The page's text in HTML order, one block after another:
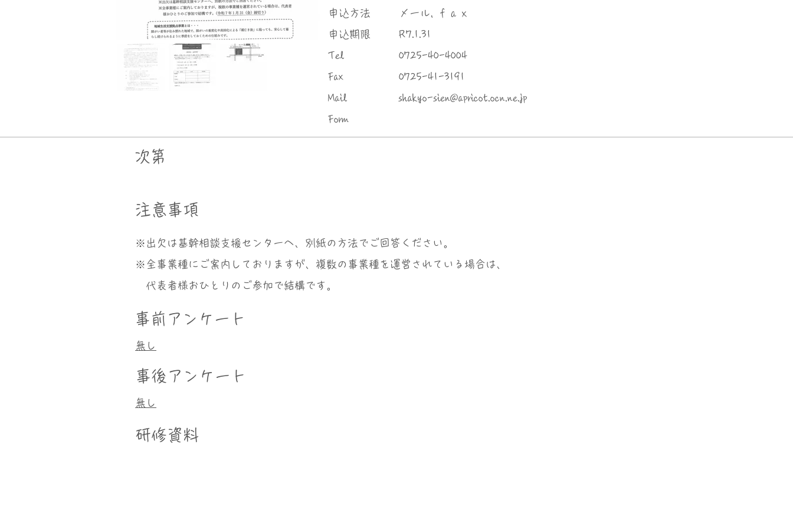
申込方法
申込期限
Tel
Fax
Mail
Form
メール, ｆａｘ
R7.1.31
0725-40-4004
0725-41-3191
shakyo-sien@apricot.ocn.ne.jp
次第
​注意事項
※出欠は基幹相談支援センターへ、別紙の方法でご回答ください。
※全事業種にご案内しておりますが、複数の事業種を運営されている場合は、
代表者様おひとりのご参加で結構です。
事前アンケート
無し
事後アンケート
無し
研修資料